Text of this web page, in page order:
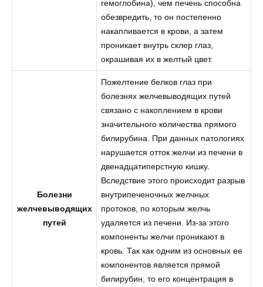
гемоглобина), чем печень способна
обезвредить, то он постепенно
накапливается в крови, а затем
проникает внутрь склер глаз,
окрашивая их в желтый цвет.
Болезни
желчевыводящих
путей
Пожелтение белков глаз при
болезнях желчевыводящих путей
связано с накоплением в крови
значительного количества прямого
билирубина. При данных патологиях
нарушается отток желчи из печени в
двенадцатиперстную кишку.
Вследствие этого происходит разрыв
внутрипеченочных желчных
протоков, по которым желчь
удаляется из печени. Из-за этого
компоненты желчи проникают в
кровь. Так как одним из основных ее
компонентов является прямой
билирубин, то его концентрация в